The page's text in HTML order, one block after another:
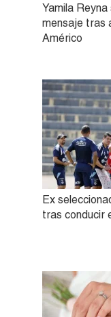
Yamila
mensaje tras
Américo
Ex
tras conducir